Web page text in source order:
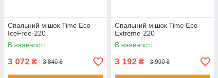
Спальний мішок Time Eco
IceFree-220
В наявності
3 072 ₴ 3 840 ₴
Спальний мішок Time Eco
Extreme-220
В наявності
3 192 ₴ 3 990 ₴